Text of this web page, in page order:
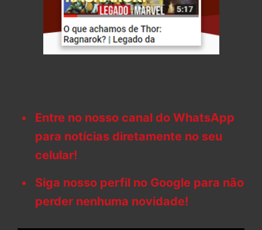
Entre no nosso canal do WhatsApp
para notícias diretamente no seu
celular!
Siga nosso perfil no Google para não
perder nenhuma novidade!